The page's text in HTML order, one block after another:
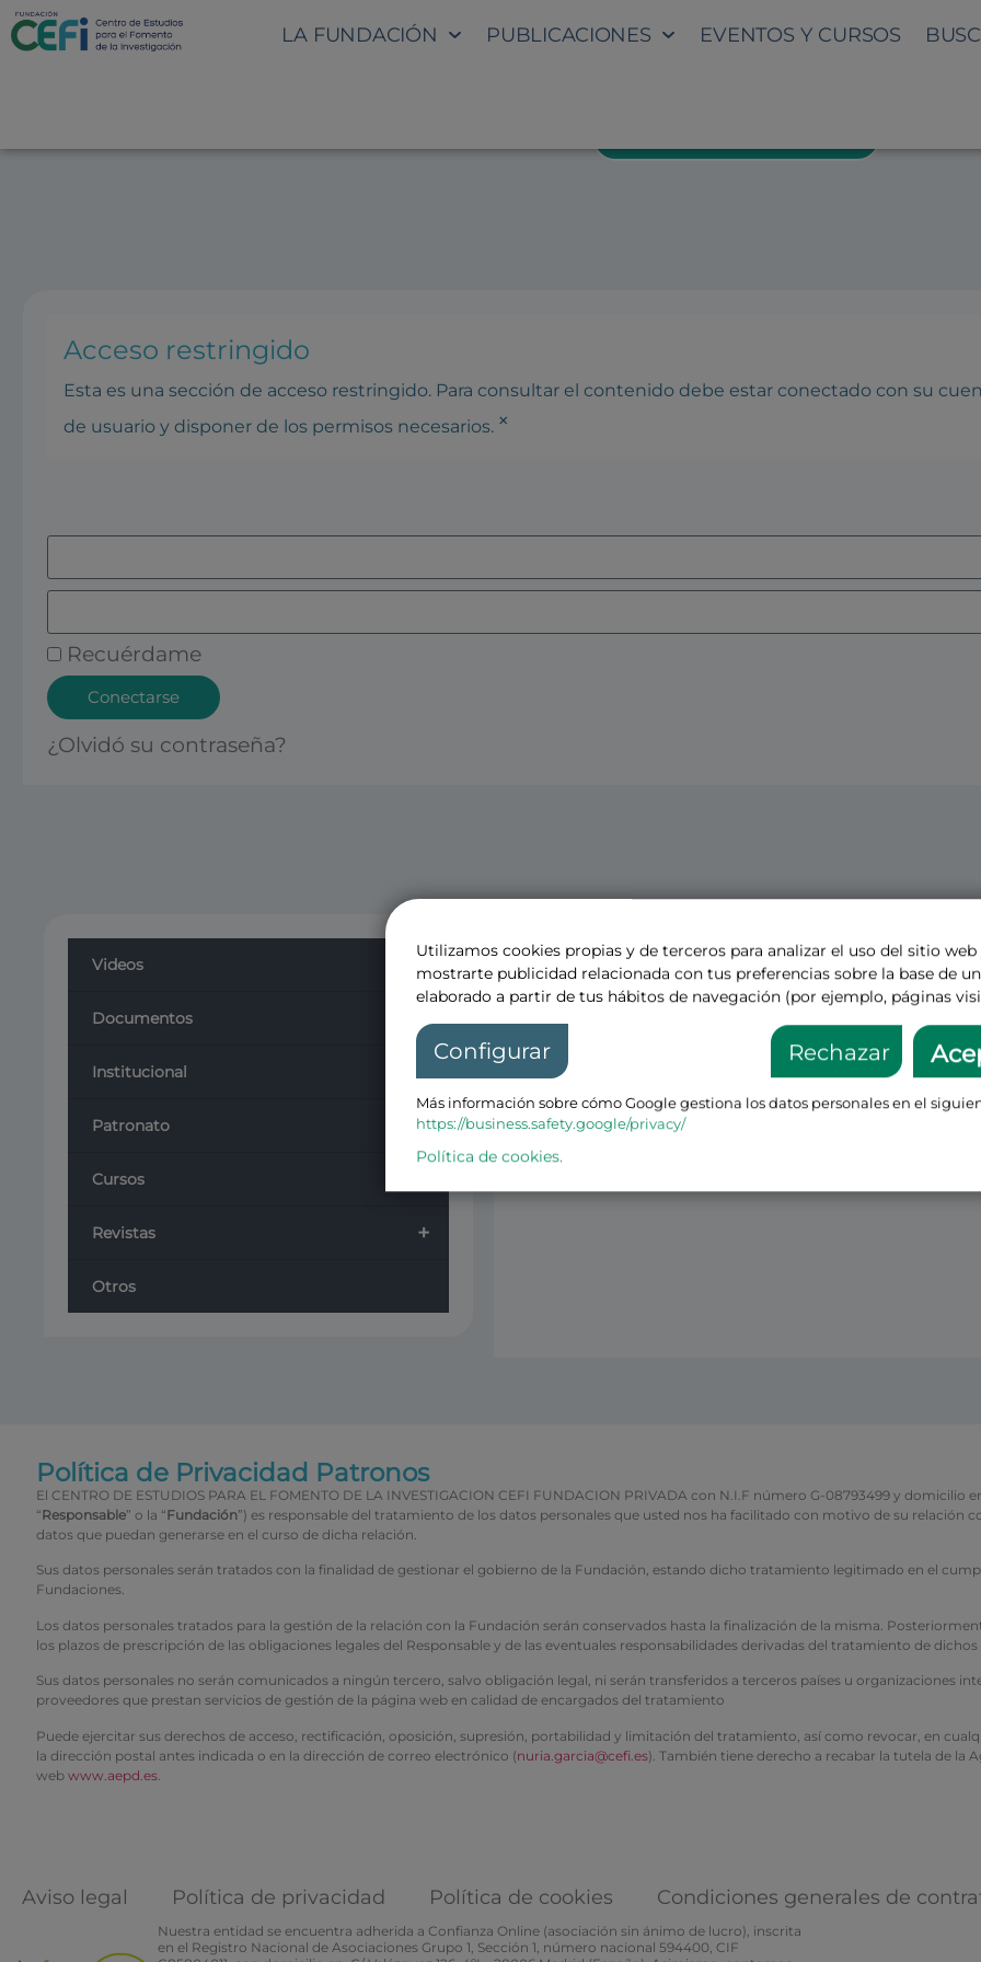
LA FUNDACIÓN PUBLICACIONES EVENTOS Y CURSOS
Acceso restringido
Esta es una sección de acceso restringido. Para consultar el contenido debe estar conectado con su
de usuario y disponer de los permisos necesarios. ×
Recuérdame
Conectarse
¿Olvidó su contraseña?
Videos
+
Documentos
Institucional
+
Patronato
Cursos
+
Revistas
Otros
Política de Privacidad Patronos
El CENTRO DE ESTUDIOS PARA EL FOMENTO DE LA INVESTIGACION CEFI FUNDACION PRIVADA con N.I.F número G-08793499 y domicilio
“Responsable” o la “Fundación”) es responsable del tratamiento de los datos personales que usted nos ha facilitado con motivo de su
datos que puedan generarse en el curso de dicha relación.
Sus datos personales serán tratados con la finalidad de gestionar el gobierno de la Fundación, estando dicho tratamiento legitimado en el
Fundaciones.
Los datos personales tratados para la gestión de la relación con la Fundación serán conservados hasta la finalización de la misma.
los plazos de prescripción de las obligaciones legales del Responsable y de las eventuales responsabilidades derivadas del tratamiento de dichos
Sus datos personales no serán comunicados a ningún tercero, salvo obligación legal, ni serán transferidos a terceros países u organizaciones
proveedores que prestan servicios de gestión de la página web en calidad de encargados del tratamiento
Puede ejercitar sus derechos de acceso, rectificación, oposición, supresión, portabilidad y limitación del tratamiento, así como revocar, en
la dirección postal antes indicada o en la dirección de correo electrónico (nuria.garcia@cefi.es). También tiene derecho a recabar la tutela de la
web www.aepd.es
Aviso legal Política de privacidad Política de cookies Condiciones generales de
Nuestra entidad se encuentra adherida a Confianza Online (asociación sin ánimo de lucro), inscrita
en el Registro Nacional de Asociaciones Grupo 1, Sección 1, número nacional 594400, CIF
Utilizamos cookies propias y de terceros para analizar el uso del sitio web
mostrarte publicidad relacionada con tus preferencias sobre la base de
elaborado a partir de tus hábitos de navegación (por ejemplo, páginas
Configurar Rechazar
Más información sobre cómo Google gestiona los datos personales en el
https://business.safety.google/privacy/
Política de cookies.